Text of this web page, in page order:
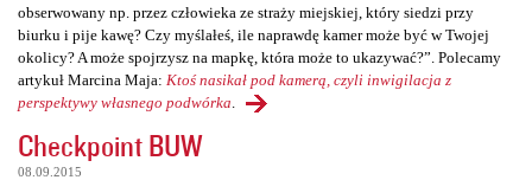
obserwowany np. przez człowieka ze straży miejskiej, który siedzi przy
biurku i pije kawę? Czy myślałeś, ile naprawdę kamer może być w Twojej
okolicy? A może spojrzysz na mapkę, która może to ukazywać?”. Polecamy
artykuł Marcina Maja: Ktoś nasikał pod kamerą, czyli inwigilacja z
perspektywy własnego podwórka
Checkpoint BUW
08.09.2015